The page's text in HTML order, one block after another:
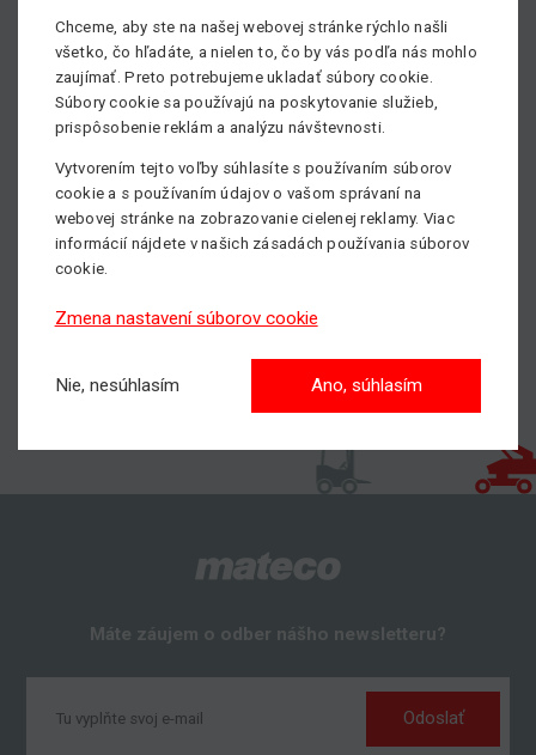
značiek.
Viac informácií nájdeteTU.
Potrebujete poradiť, prípadne sa informovať o dostupnosti
náhradných dielov?
diely - Radoslav Podušel, tel.: +421 918 925 228, email -
radoslav.podusel@matecoslovakia.sk
Máte záujem o odber nášho newsletteru?
Odoslať
Chceme, aby ste na našej webovej stránke rýchlo našli
všetko, čo hľadáte, a nielen to, čo by vás podľa nás mohlo
zaujímať. Preto potrebujeme ukladať súbory cookie.
Súbory cookie sa používajú na poskytovanie služieb,
prispôsobenie reklám a analýzu návštevnosti.
Vytvorením tejto voľby súhlasíte s používaním súborov
cookie a s používaním údajov o vašom správaní na
webovej stránke na zobrazovanie cielenej reklamy. Viac
informácií nájdete v našich zásadách používania súborov
cookie.
Zmena nastavení súborov cookie
Nie, nesúhlasím Ano, súhlasím